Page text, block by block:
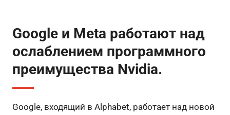
Google и Meta работают над
ослаблением программного
преимущества Nvidia.
Google, входящий в Alphabet, работает над новой